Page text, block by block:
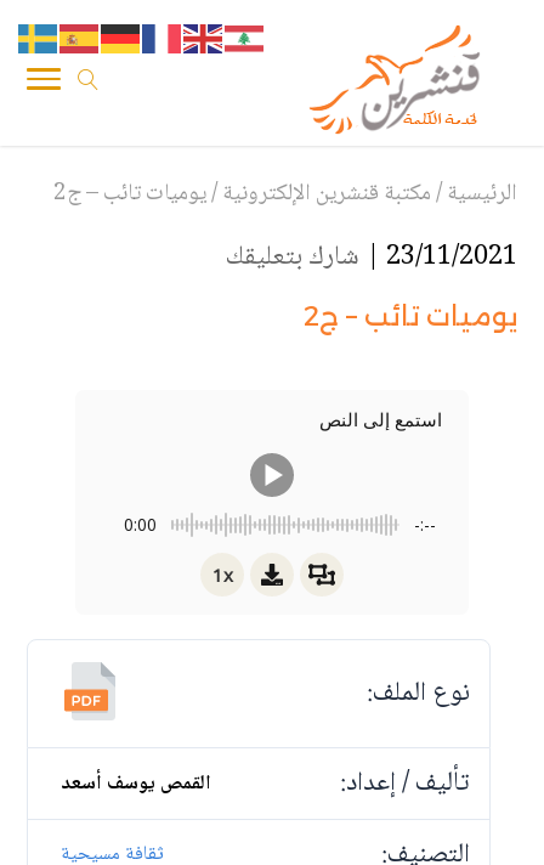
الرئيسية/مكتبة قنشرين الإلكترونية/يوميات تائب – ج2
23/11/2021 | شارك بتعليقك
يوميات تائب – ج2
استمع إلى النص
0:00 -:--
1x
نوع الملف:
تأليف / إعداد:
القمص يوسف أسعد
التصنيف: ثقافة مسيحية